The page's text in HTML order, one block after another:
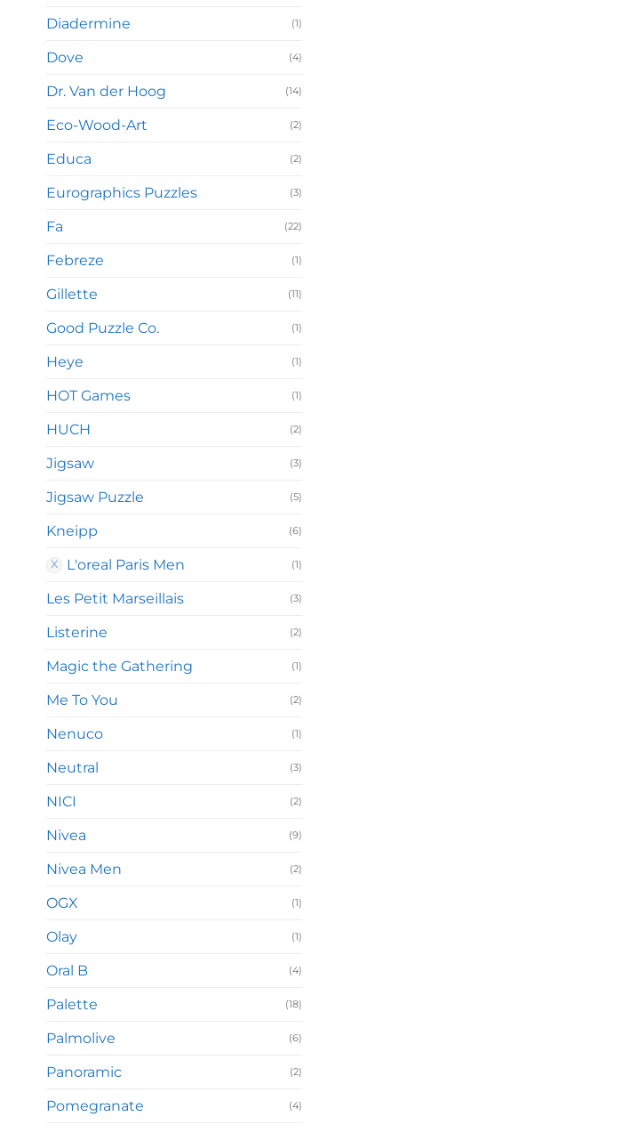
Diadermine (1)
Dove (4)
Dr. Van der Hoog (14)
Eco-Wood-Art (2)
Educa (2)
Eurographics Puzzles (3)
Fa (22)
Febreze (1)
Gillette (11)
Good Puzzle Co. (1)
Heye (1)
HOT Games (1)
HUCH (2)
Jigsaw (3)
Jigsaw Puzzle (5)
Kneipp (6)
L'oreal Paris Men (1)
Les Petit Marseillais (3)
Listerine (2)
Magic the Gathering (1)
Me To You (2)
Nenuco (1)
Neutral (3)
NICI (2)
Nivea (9)
Nivea Men (2)
OGX (1)
Olay (1)
Oral B (4)
Palette (18)
Palmolive (6)
Panoramic (2)
Pomegranate (4)